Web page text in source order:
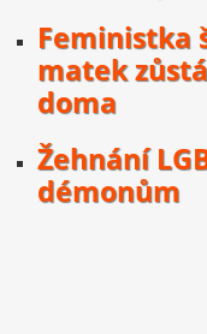
Feministka
matek
doma
Žehnání
démonům